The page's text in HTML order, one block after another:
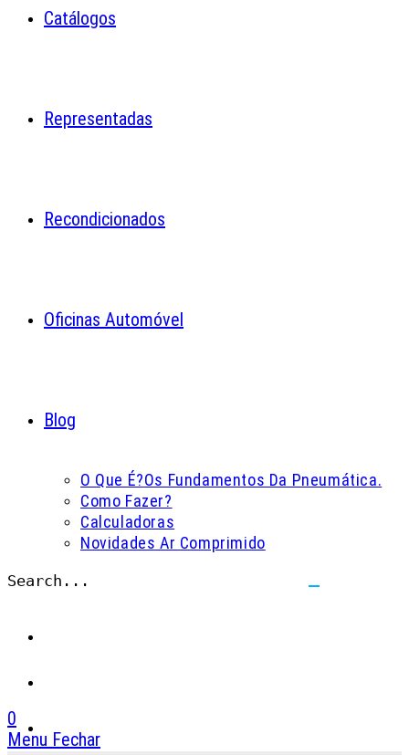
Catálogos
Representadas
Recondicionados
Oficinas Automóvel
Blog
O Que É?Os Fundamentos Da Pneumática.
Como Fazer?
Calculadoras
Novidades Ar Comprimido
Search...
0
Menu Fechar